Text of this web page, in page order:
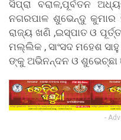
ସିପ୍ରା ବରାଳ,ପୂର୍ବତନ
ନଗରପାଳ ଶୁଭେନ୍ଦୁ କୁମାର
ରାଜ୍ୟ ଖଣି ,ଇସ୍ପାତ ଓ
ମଲ୍ଲିକ , ସାଂସଦ ମହେଶ
ଙ୍କୁ ଅଭିନନ୍ଦନ ଓ ଶୁଭେଚ୍ଛା
-